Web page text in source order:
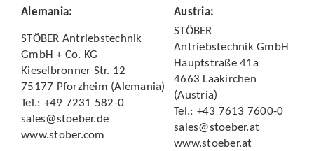
Alemania: Austria:
STÖBER Antriebstechnik
GmbH + Co. KG
Kieselbronner Str. 12
75177 Pforzheim (Alemania)
Tel.: +49 7231 582-0
sales@stoeber.de
www.stober.com
STÖBER
Antriebstechnik GmbH
Hauptstraße 41a
4663 Laakirchen
(Austria)
Tel.: +43 7613 7600-0
sales@stoeber.at
www.stoeber.at